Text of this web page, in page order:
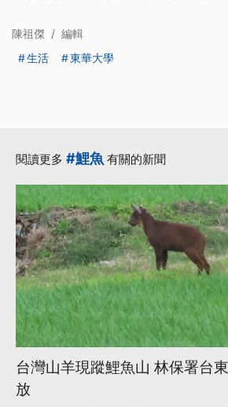
陳祖傑 / 編輯
生活
東華大學
閱讀更多 #鯉魚 有關的新聞
台灣山羊現蹤鯉魚山 林保署台
放